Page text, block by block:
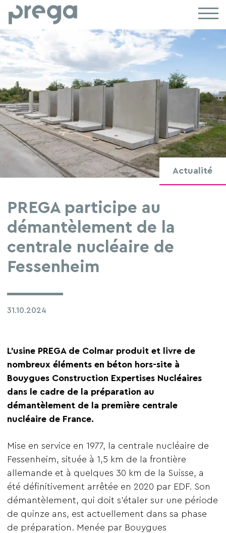
PREGA participe au
démantèlement de la
centrale nucléaire de
Fessenheim
31.10.2024
Actualité
L’usine PREGA de Colmar produit et livre de
nombreux éléments en béton hors-site à
Bouygues Construction Expertises Nucléaires
dans le cadre de la préparation au
démantèlement de la première centrale
nucléaire de France.
Mise en service en 1977, la centrale nucléaire de
Fessenheim, située à 1,5 km de la frontière
allemande et à quelques 30 km de la Suisse, a
été définitivement arrêtée en 2020 par EDF. Son
démantèlement, qui doit s’étaler sur une période
de quinze ans, est actuellement dans sa phase
de préparation. Menée par Bouygues